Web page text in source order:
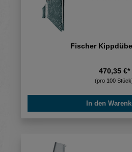
Fischer
470,35 €*
(pro 100
In den